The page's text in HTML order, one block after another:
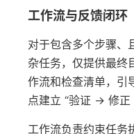
工作流与反馈闭环
对于包含多个步骤、
杂任务，仅提供最终
作流和检查清单，引
点建立 “验证 → 修正
工作流负责约束任务